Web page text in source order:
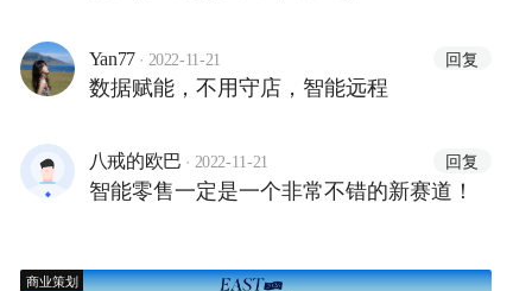
Yan77 · 2022-11-21 回复
数据赋能，不用守店，智能远程
八戒的欧巴 · 2022-11-21 回复
智能零售一定是一个非常不错的新赛道！
商业策划